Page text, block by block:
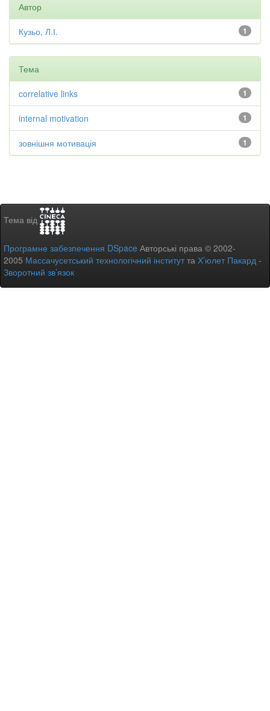
Автор
1
Кузьо, Л.І.
Тема
1
correlative links
1
internal motivation
1
зовнішня мотивація
Тема від
Програмне забезпечення DSpace Авторські права © 2002-
2005 Массачусетський технологічний інститутта Х’юлет Пакард -
Зворотний зв’язок